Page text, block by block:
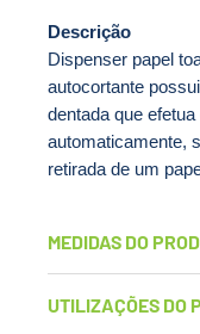
Descrição
Dispenser papel
autocortante
dentada que
automaticamente,
retirada de um
com 25 cm e são
economia. Não
pilhas ou energia
MEDIDAS DO
UTILIZAÇÕES DO